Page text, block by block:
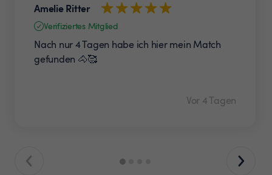
Amelie Ritter
Verifiziertes Mitglied
Nach nur 4 Tagen habe ich hier mein Match
gefunden 🐴🥰
Vor 4 Tagen